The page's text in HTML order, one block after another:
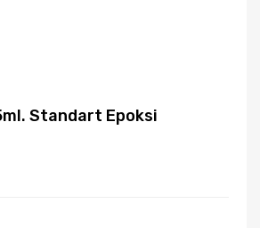
Standart Epoksi